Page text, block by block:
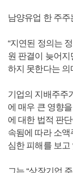
남양유업 한 주
“지연된 정의는
원 판결이 늦어
하지 못한다는 의
기업의 지배주주
에 매우 큰 영향
에 대한 법적 판
속됨에 따라 소
심한 피해를 보고
그는 “상장기업